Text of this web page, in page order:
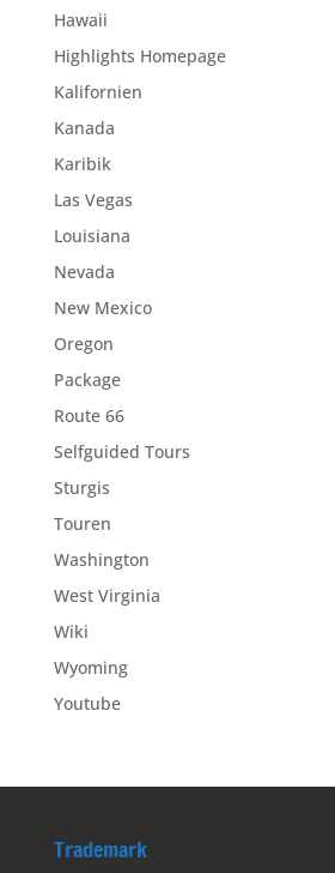
Hawaii
Highlights Homepage
Kalifornien
Kanada
Karibik
Las Vegas
Louisiana
Nevada
New Mexico
Oregon
Package
Route 66
Selfguided Tours
Sturgis
Touren
Washington
West Virginia
Wiki
Wyoming
Youtube
Trademark